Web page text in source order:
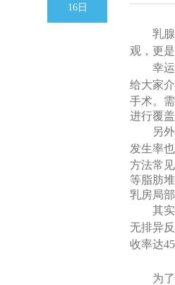
16日
乳
观，更
幸
给大家
手术。
进行覆
另
发生率
方法常
等脂肪
乳房局部
其
无排异
收率达
为